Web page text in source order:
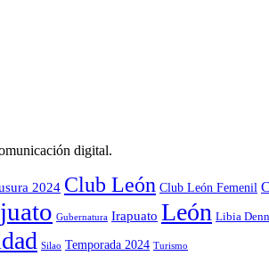
digital.
2024 Club León Club León Femenil
Gubernatura Irapuato León Libia
Silao Temporada 2024 Turismo